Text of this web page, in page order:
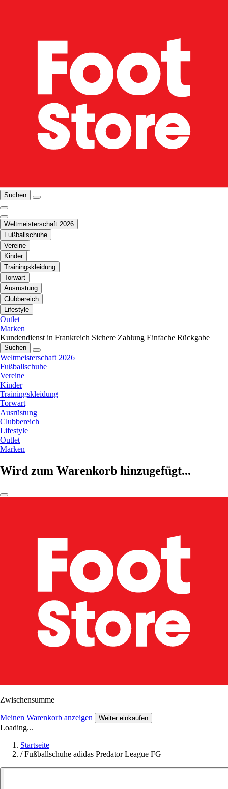
Suchen
Weltmeisterschaft 2026
Fußballschuhe
Vereine
Kinder
Trainingskleidung
Torwart
Ausrüstung
Clubbereich
Lifestyle
Outlet
Marken
Kundendienst in Frankreich Sichere Zahlung Einfache Rückgabe
Suchen
Weltmeisterschaft 2026
Fußballschuhe
Vereine
Kinder
Trainingskleidung
Torwart
Ausrüstung
Clubbereich
Lifestyle
Outlet
Marken
Wird zum Warenkorb hinzugefügt...
Zwischensumme
Meinen Warenkorb anzeigen Weiter einkaufen
Loading...
Startseite
/ Fußballschuhe adidas Predator League FG